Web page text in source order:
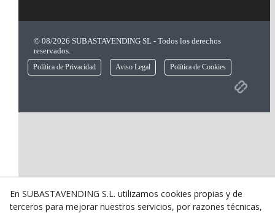
© 08/2026 SUBASTAVENDING SL - Todos los derechos
reservados.
Política de Privacidad Aviso Legal Política de Cookies
En SUBASTAVENDING S.L. utilizamos cookies propias y de
terceros para mejorar nuestros servicios, por razones técnicas,